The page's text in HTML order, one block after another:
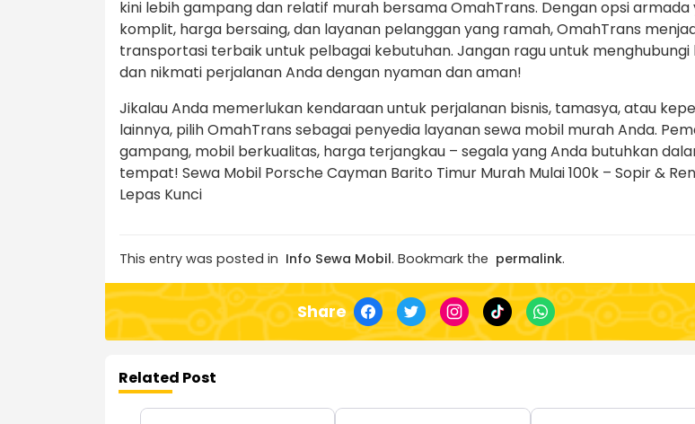
kini lebih gampang dan relatif murah bersama OmahTrans. Dengan opsi armada
komplit, harga bersaing, dan layanan pelanggan yang ramah, OmahTrans
transportasi terbaik untuk pelbagai kebutuhan. Jangan ragu untuk menghubungi
dan nikmati perjalanan Anda dengan nyaman dan aman!
Jikalau Anda memerlukan kendaraan untuk perjalanan bisnis, tamasya, atau
lainnya, pilih OmahTrans sebagai penyedia layanan sewa mobil murah Anda.
gampang, mobil berkualitas, harga terjangkau – segala yang Anda butuhkan
tempat! Sewa Mobil Porsche Cayman Barito Timur Murah Mulai 100k – Sopir &
Lepas Kunci
This entry was posted in Info Sewa Mobil. Bookmark the permalink.
Share
Related Post